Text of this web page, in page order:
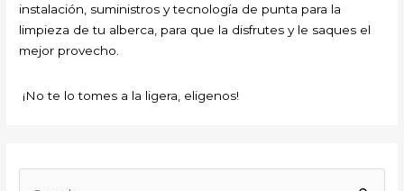
instalación, suministros y tecnología de punta para la
limpieza de tu alberca, para que la disfrutes y le saques el
mejor provecho.
¡No te lo tomes a la ligera, eligenos!